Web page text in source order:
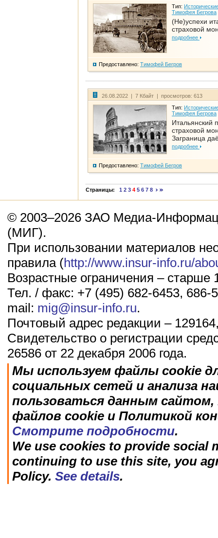
Тип:
Тимофея Бегрова
(Не)успехи
страховой
подробнее
Предоставлено: Тимофей Бегров
26.08.2022 | 7 Кбайт | просмотров: 613
Тип:
Тимофея Бегрова
Итальянский
страховой
Заграница
подробнее
Предоставлено: Тимофей Бегров
Страницы: 1 2 3 4 5 6 7 8
© 2003–2026 ЗАО Медиа-
(МИГ).
При использовании материалов
правила (http://www.insur-info.ru/
Возрастные ограничения – старше
Тел. / факс: +7 (495) 682-6453, 686-
mail: mig@insur-info.ru.
Почтовый адрес редакции –
Свидетельство о регистрации
26586 от 22 декабря 2006 года.
Мы используем файлы cookie
социальных сетей и анализа
пользоваться данным
файлов cookie и Политикой
Смотрите подробности.
We use cookies to provide social
continuing to use this site, you
Policy. See details.